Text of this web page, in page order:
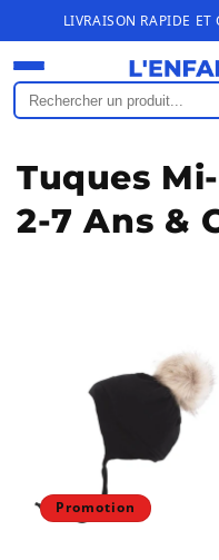
passer au
contenu
LIVRAISON RAPIDE
C
o
Tuques
2-7 Ans &
Promotion